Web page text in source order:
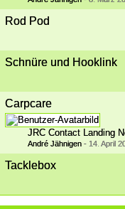
Rod Pod
Schnüre und Hooklink
Carpcare
JRC Contact Landing
André Jähnigen - 14. April
Tacklebox